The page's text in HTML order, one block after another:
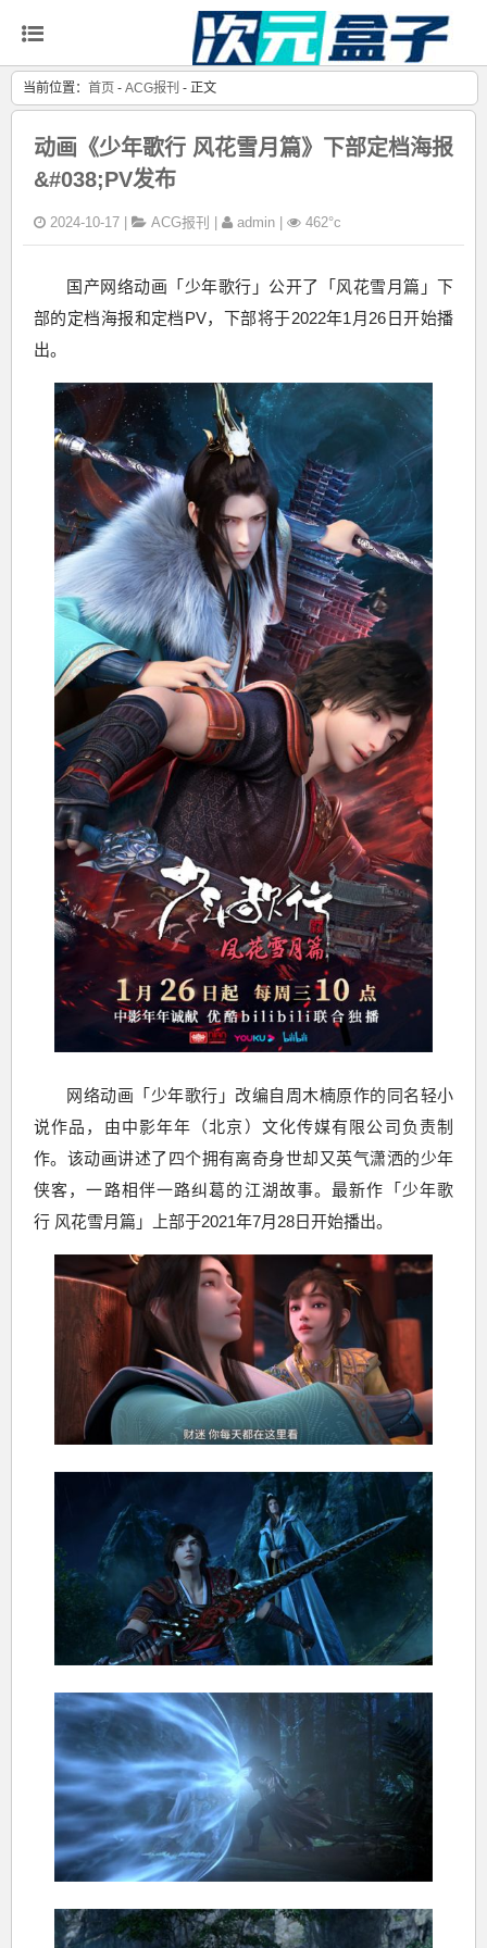
当前位置： 首页 - ACG报刊 - 正文
动画《少年歌行 风花雪月篇》下部定档海报
&#038;PV发布
2024-10-17 | ACG报刊 admin | 462°c
国产网络动画「少年歌行」公开了「风花雪月篇」下
部的定档海报和定档PV，下部将于2022年1月26日开始播
出。
网络动画「少年歌行」改编自周木楠原作的同名轻小
说作品，由中影年年（北京）文化传媒有限公司负责制
作。该动画讲述了四个拥有离奇身世却又英气潇洒的少年
侠客，一路相伴一路纠葛的江湖故事。最新作「少年歌
行 风花雪月篇」上部于2021年7月28日开始播出。